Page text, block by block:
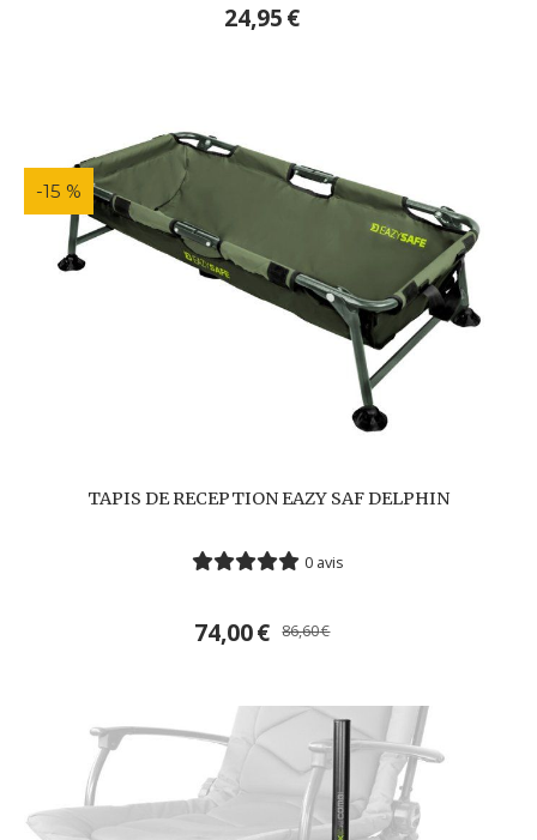
24,95€
-15 %
TAPIS DE RECEPTION EAZY SAF DELPHIN
0 avis
74,00€ 86,60€